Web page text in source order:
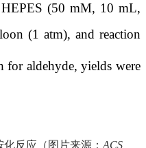
(50 mM, 10 mL,
(1 atm), and reaction
for aldehyde, yields were
化反应（图片来源：ACS